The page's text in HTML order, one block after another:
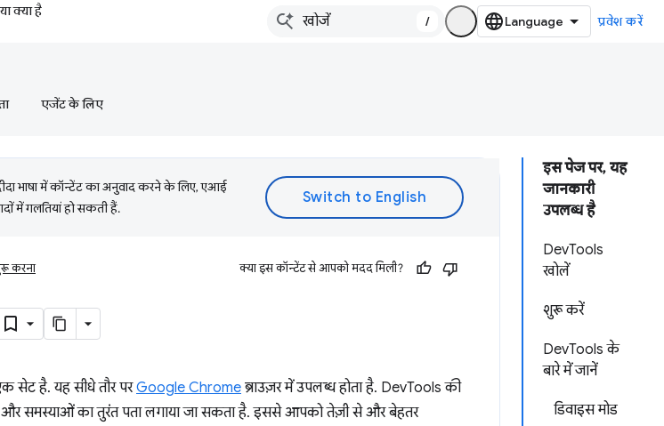
क्या है
/ प्रवेश करें
एजेंट के लिए
इस पेज पर, यह
जानकारी
उपलब्ध है
DevTools
खोलें
शुरू करें
DevTools के
बारे में जानें
डिवाइस मोड
भाषा में कॉन्टेंट का अनुवाद करने के लिए, एआई
में गलतियां हो सकती हैं.
करना क्या इस कॉन्टेंट से आपको मदद मिली?
सेट है. यह सीधे तौर परGoogle Chrome ब्राउज़र में उपलब्ध होता है. DevTools की
समस्याओं का तुरंत पता लगाया जा सकता है. इससे आपको तेज़ी से और बेहतर